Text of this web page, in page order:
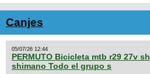
Canjes
05/07/26 12:44
PERMUTO Bicicleta mtb r29 27v
shimano Todo el grupo s